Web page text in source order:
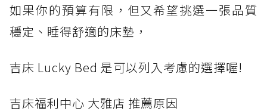
如果你的預算有限，但又希望挑選一張品質
穩定、睡得舒適的床墊，
吉床 Lucky Bed 是可以列入考慮的選擇喔!
吉床福利中心 大雅店 推薦原因